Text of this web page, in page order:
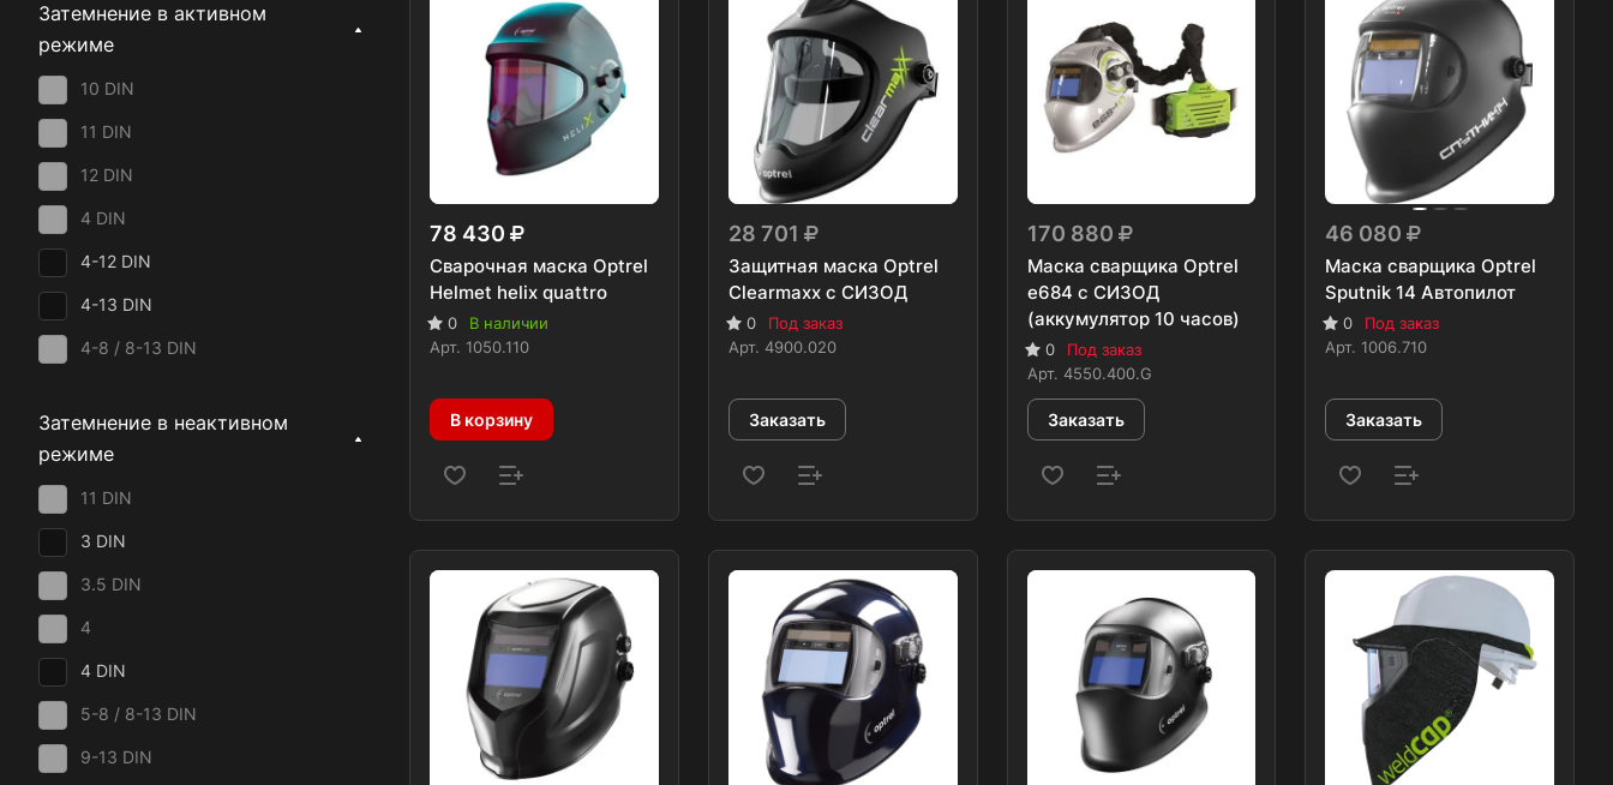
78 430
Сварочная маска Optrel
Helmet helix quattro
0
В наличии
Арт. 1050.110
В корзину
28 701
Защитная маска Optrel
Clearmaxx с СИЗОД
0
Под заказ
Арт. 4900.020
Заказать
170 880
Маска сварщика Optrel
e684 с СИЗОД
(аккумулятор 10 часов)
0
Под заказ
Арт. 4550.400.G
Заказать
46 080
Маска сварщика Optrel
Sputnik 14 Автопилот
0
Под заказ
Арт. 1006.710
Заказать
Затемнение в активном
режиме
10 DIN
11 DIN
12 DIN
4 DIN
4-12 DIN
4-13 DIN
4-8 / 8-13 DIN
4-8 / 9-13 DIN
Затемнение в неактивном
режиме
11 DIN
3 DIN
3.5 DIN
4
4 DIN
5-8 / 8-13 DIN
9-13 DIN